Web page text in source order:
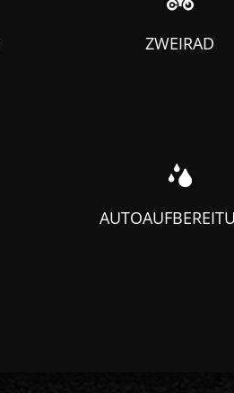
ZWEIRAD